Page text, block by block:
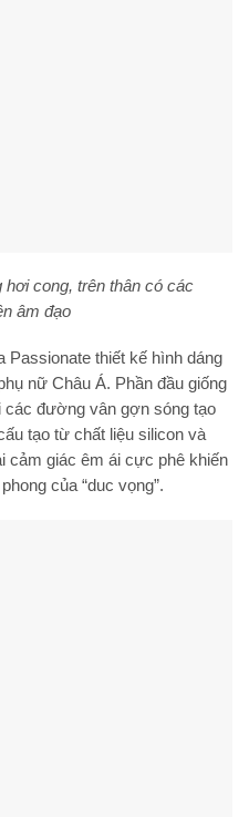
cong, trên thân có các
âm đạo
Passionate thiết kế hình dáng
nữ Châu Á. Phần đầu giống
đường vân gợn sóng tạo
tạo từ chất liệu silicon và
cảm giác êm ái cực phê khiến
của “duc vọng”.